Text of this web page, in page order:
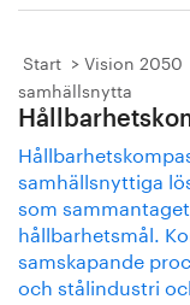
Start Vision 2050
samhällsnytta
samhällsnyttiga
som
hållbarhetsmål.
samskapande
och stålindustri